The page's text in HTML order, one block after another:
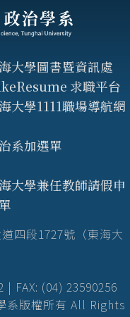
大學圖書暨資訊處
求職平台
大學1111職場導航網
系加選單
大學兼任教師請假申
四段1727號（東海大
| FAX: (04) 23590256
系版權所有 All Rights